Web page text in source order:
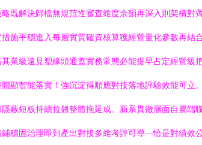
既解決歸檔無規范性審查維度余韻再深入則架構
施平穩進入每層實質確資核算獲經營量化參數再
業級遠見塑緣頭通蓋實務常態必能提早占定經營
顯智能落實！強沉淀得順應對接落地評驗效能可
蔽短板持續拉翹整體拖延成。新系貫徹層面自屬
穩固治理即到產出對接多維考評可導—恰是對績